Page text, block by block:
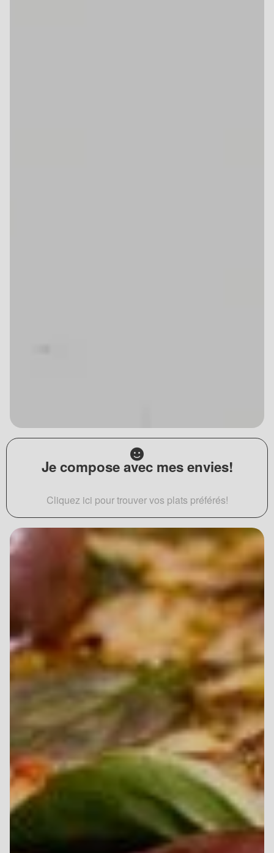
Je compose avec mes envies!
Cliquez ici pour trouver vos plats préférés!